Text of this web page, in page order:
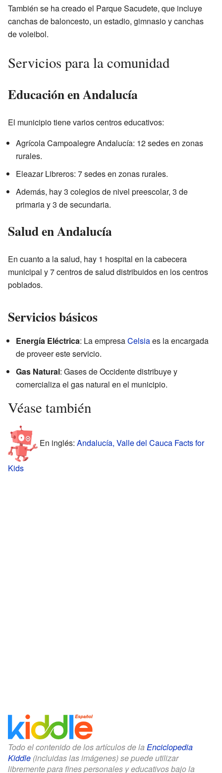
También se ha creado el Parque Sacudete, que incluye
canchas de baloncesto, un estadio, gimnasio y canchas
de voleibol.
Servicios para la comunidad
Educación en Andalucía
El municipio tiene varios centros educativos:
Agrícola Campoalegre Andalucía: 12 sedes en zonas
rurales.
Eleazar Libreros: 7 sedes en zonas rurales.
Además, hay 3 colegios de nivel preescolar, 3 de
primaria y 3 de secundaria.
Salud en Andalucía
En cuanto a la salud, hay 1 hospital en la cabecera
municipal y 7 centros de salud distribuidos en los centros
poblados.
Servicios básicos
Energía Eléctrica: La empresaCelsiaes la encargada
de proveer este servicio.
Gas Natural: Gases de Occidente distribuye y
comercializa el gas natural en el municipio.
Véase también
En inglés: Andalucía, Valle del Cauca Facts for
Kids
Todo el contenido de los artículos de la Enciclopedia
Kiddle (incluidas las imágenes) se puede utilizar
libremente para fines personales y educativos bajo la